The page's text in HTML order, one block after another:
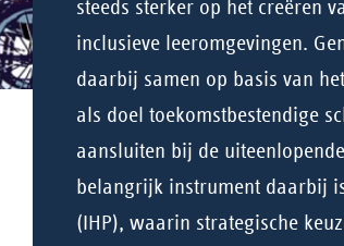
steeds sterker op het creëren
inclusieve leeromgevingen.
daarbij samen op basis van
als doel toekomstbestendige
aansluiten bij de
belangrijk instrument daarbij
(IHP), waarin strategische